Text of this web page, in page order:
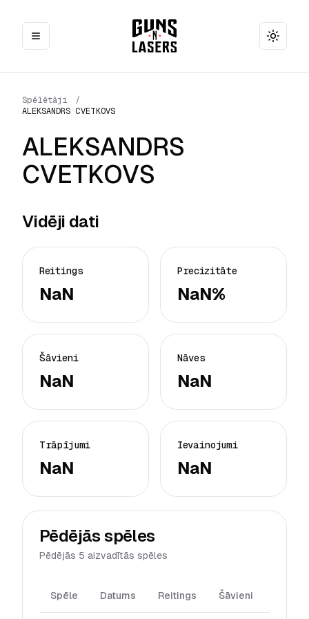
Toggle
Spēlētāji
/
ALEKSANDRS CVETKOVS
ALEKSANDRS
CVETKOVS
Vidēji dati
Reitings
NaN
Precizitāte
NaN%
Šāvieni
NaN
Nāves
NaN
Trāpījumi
NaN
Ievainojumi
NaN
Pēdējās spēles
Pēdējās 5 aizvadītās spēles
Spēle Datums Reitings Šāvieni